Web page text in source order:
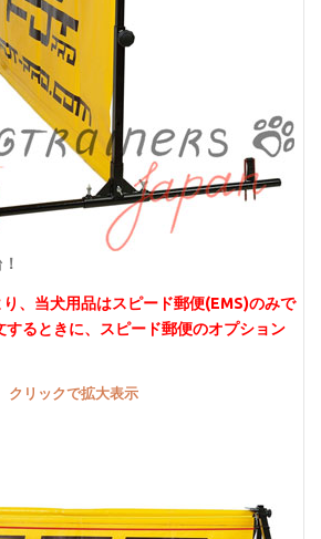
、当犬用品はスピード郵便(EMS)のみで
するときに、スピード郵便のオプション
クリックで拡大表示